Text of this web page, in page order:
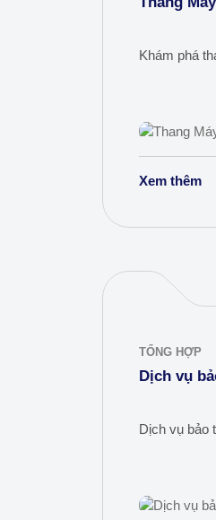
Khám phá
Xem thêm
TỔNG HỢP
Dịch vụ
Dịch vụ bảo